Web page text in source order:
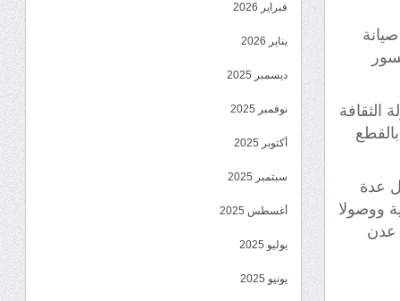
الثقافة
عدة
ووصولا
عدن
فبراير 2026
يناير 2026
ديسمبر 2025
نوفمبر 2025
أكتوبر 2025
سبتمبر 2025
أغسطس 2025
يوليو 2025
يونيو 2025